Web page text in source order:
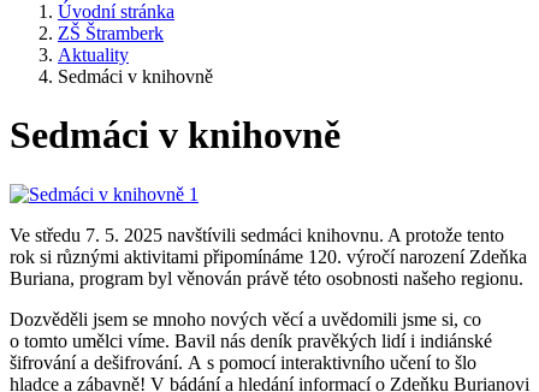
Úvodní stránka
ZŠ Štramberk
Aktuality
Sedmáci v knihovně
Sedmáci v knihovně
Ve středu 7. 5. 2025 navštívili sedmáci knihovnu. A protože tento
rok si různými aktivitami připomínáme 120. výročí narození Zdeňka
Buriana, program byl věnován právě této osobnosti našeho regionu.
Dozvěděli jsem se mnoho nových věcí a uvědomili jsme si, co
o tomto umělci víme. Bavil nás deník pravěkých lidí i indiánské
šifrování a dešifrování. A s pomocí interaktivního učení to šlo
hladce a zábavně! V bádání a hledání informací o Zdeňku Burianovi